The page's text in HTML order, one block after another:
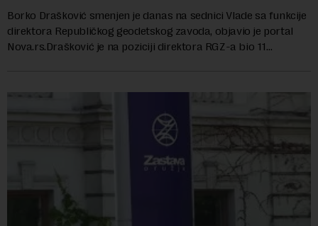
Borko Drašković smenjen je danas na sednici Vlade sa funkcije
direktora Republičkog geodetskog zavoda, objavio je portal
Nova.rs.Drašković je na poziciji direktora RGZ-a bio 11